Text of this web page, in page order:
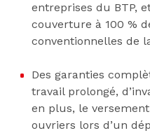
entreprises du BTP,
couverture à 100 %
conventionnelles de
Des garanties
travail prolongé,
en plus, le
ouvriers lors d’un